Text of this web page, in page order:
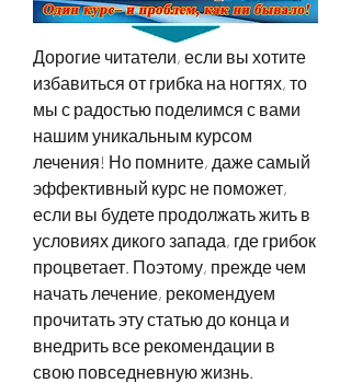
Дорогие читатели, если вы хотите
избавиться от грибка на ногтях, то
мы с радостью поделимся с вами
нашим уникальным курсом
лечения! Но помните, даже самый
эффективный курс не поможет,
если вы будете продолжать жить в
условиях дикого запада, где грибок
процветает. Поэтому, прежде чем
начать лечение, рекомендуем
прочитать эту статью до конца и
внедрить все рекомендации в
свою повседневную жизнь.